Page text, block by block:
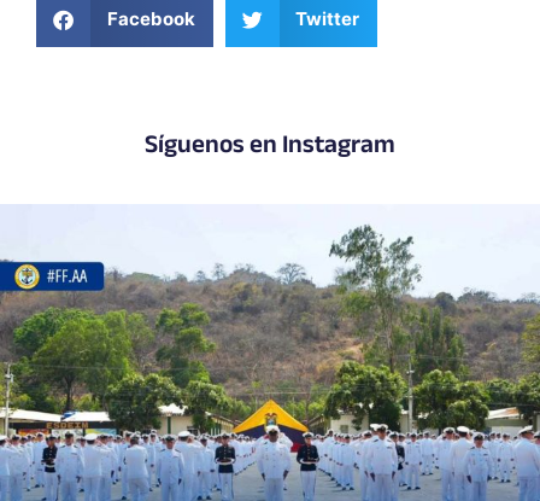
Facebook Twitter
Síguenos en Instagram